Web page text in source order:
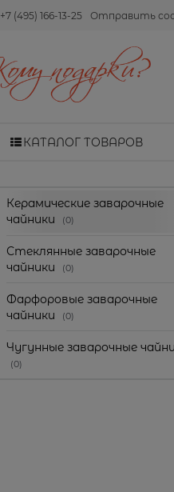
+7 (495) 166-13-25 Отправить
КАТАЛОГ ТОВАРОВ
Керамические заварочные
чайники
(0)
Стеклянные заварочные
чайники
(0)
Фарфоровые заварочные
чайники
(0)
Чугунные заварочные
(0)